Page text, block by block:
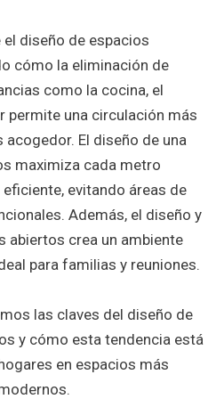
diseño de espacios
cómo la eliminación de
como la cocina, el
permite una circulación más
El diseño de una
maximiza cada metro
evitando áreas de
Además, el diseño y
abiertos crea un ambiente
para familias y reuniones.
las claves del diseño de
y cómo esta tendencia está
en espacios más